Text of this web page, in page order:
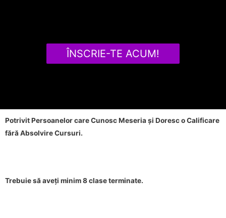
ÎNSCRIE-TE ACUM!
Potrivit Persoanelor care Cunosc Meseria și Doresc o Calificare
fără Absolvire Cursuri.
Trebuie să aveți minim 8 clase terminate.